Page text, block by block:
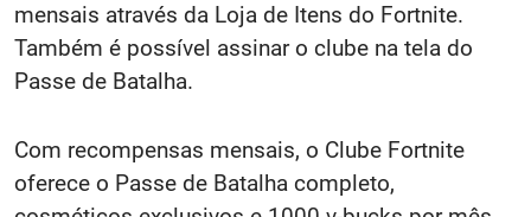
mensais através da Loja de Itens do Fortnite.
Também é possível assinar o clube na tela do
Passe de Batalha.
Com recompensas mensais, o Clube Fortnite
oferece o Passe de Batalha completo,